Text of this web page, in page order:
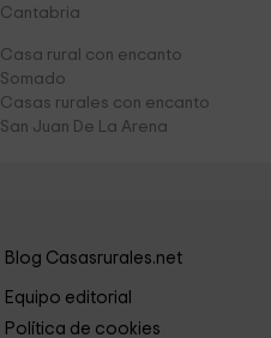
Cantabria
Casa rural con encanto
Somado
Casas rurales con encanto
San Juan De La Arena
Blog Casasrurales.net
Equipo editorial
Política de cookies